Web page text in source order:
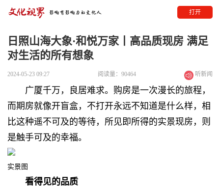
打开
日照山海大象·和悦万家丨高品质现房 满足
对生活的所有想象
2024-05-23 09:27 阅读量：90464 听新闻
广厦千万，良居难求。 购房是一次漫长的旅程，
而期房就像开盲盒， 不打开永远不知道是什么样， 相
比这种遥不可及的等待， 所见即所得的实景现房， 则
是触手可及的幸福。
实景图
看得见的品质